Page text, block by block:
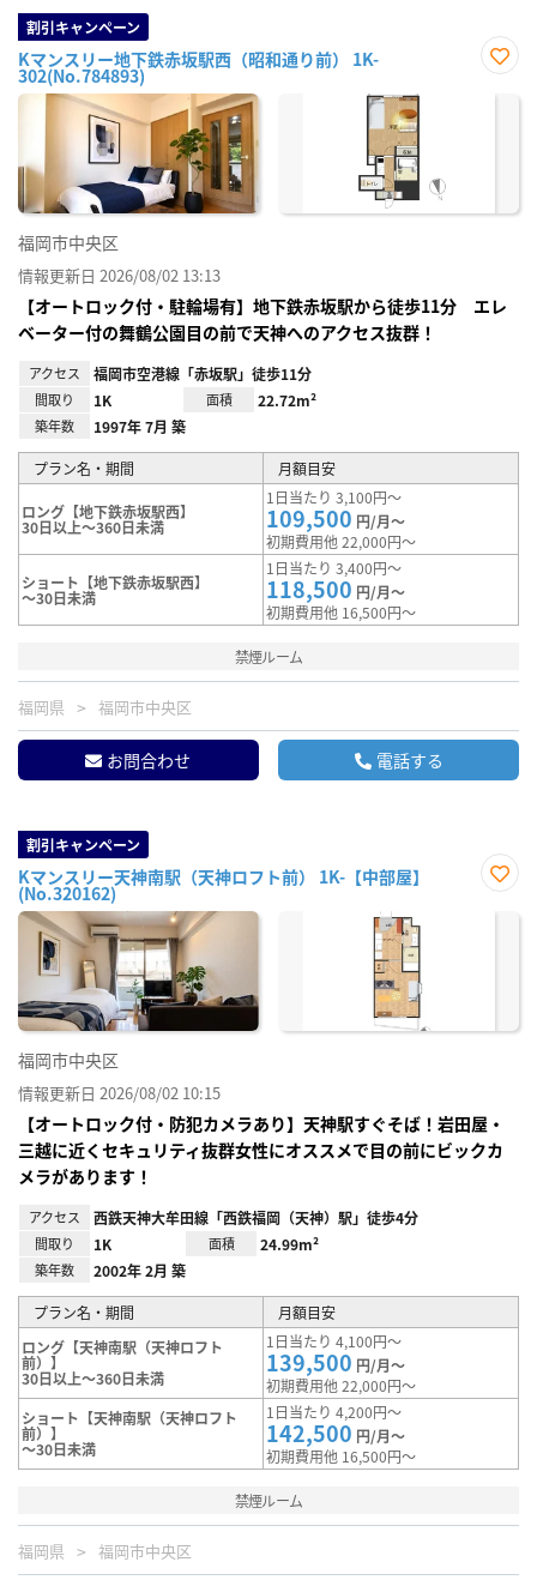
割引キャンペーン
Kマンスリー地下鉄赤坂駅西（昭和通り前） 1K-
302(No.784893)
に入
福岡市中央区
情報更新日 2026/08/02 13:13
【オートロック付・駐輪場有】地下鉄赤坂駅から徒歩11分 エレ
ベーター付の舞鶴公園目の前で天神へのアクセス抜群！
アクセス 福岡市空港線「赤坂駅」徒歩11分
間取り 1K 面積 22.72m²
築年数 1997年 7月 築
プラン名・期間 月額目安
ロング【地下鉄赤坂駅西】
30日以上～360日未満
1日当たり 3,100円～
109,500 円/月～
初期費用他 22,000円～
ショート【地下鉄赤坂駅西】
～30日未満
1日当たり 3,400円～
118,500 円/月～
初期費用他 16,500円～
禁煙ルーム
福岡県 福岡市中央区
お問合わせ 電話する
割引キャンペーン
Kマンスリー天神南駅（天神ロフト前） 1K-【中部屋】
(No.320162)
に入
福岡市中央区
情報更新日 2026/08/02 10:15
【オートロック付・防犯カメラあり】天神駅すぐそば！岩田屋・
三越に近くセキュリティ抜群女性にオススメで目の前にビックカ
メラがあります！
アクセス 西鉄天神大牟田線「西鉄福岡（天神）駅」徒歩4分
間取り 1K 面積 24.99m²
築年数 2002年 2月 築
プラン名・期間
月額目安
ロング【天神南駅（天神ロフト
前）】
30日以上～360日未満
1日当たり 4,100円～
139,500 円/月～
初期費用他 22,000円～
ショート【天神南駅（天神ロフト
前）】
～30日未満
1日当たり 4,200円～
142,500 円/月～
初期費用他 16,500円～
禁煙ルーム
福岡県 福岡市中央区